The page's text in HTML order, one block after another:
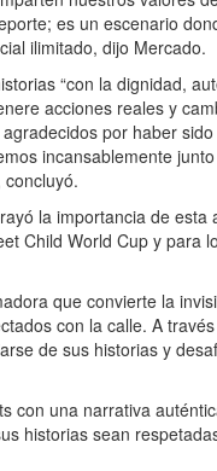
es un escenario
ilimitado, dijo Mercado.
“con la dignidad,
acciones reales y
por haber
incansablemente
la importancia de esta
Child World Cup y para
que convierte la
con la calle. A
de sus historias y
con una narrativa
historias sean